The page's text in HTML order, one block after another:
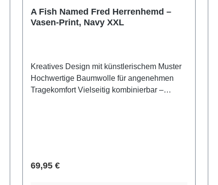
A Fish Named Fred Herrenhemd –
Vasen‑Print, Navy XXL
Kreatives Design mit künstlerischem Muster
Hochwertige Baumwolle für angenehmen
Tragekomfort Vielseitig kombinierbar –
Verkaufspreis:
69,95 €